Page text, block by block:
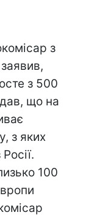
з
з 500
що на
з яких
100